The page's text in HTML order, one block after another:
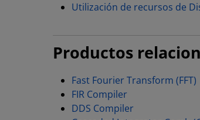
Utilización de recursos de
Productos
Fast Fourier Transform (FFT)
FIR Compiler
DDS Compiler